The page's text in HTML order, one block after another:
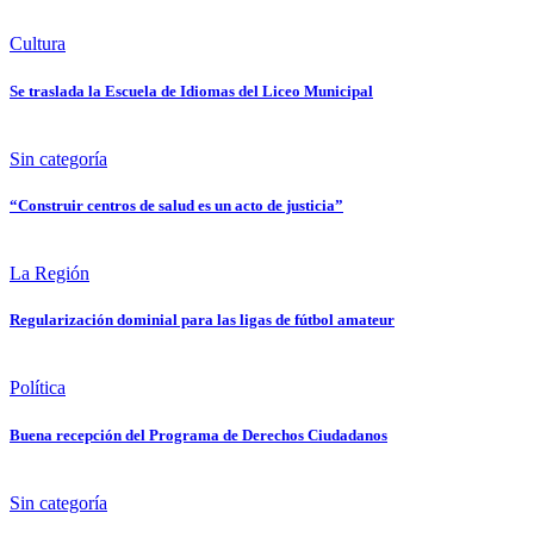
Cultura
Se traslada la Escuela de Idiomas del Liceo Municipal
Sin categoría
“Construir centros de salud es un acto de justicia”
La Región
Regularización dominial para las ligas de fútbol amateur
Política
Buena recepción del Programa de Derechos Ciudadanos
Sin categoría